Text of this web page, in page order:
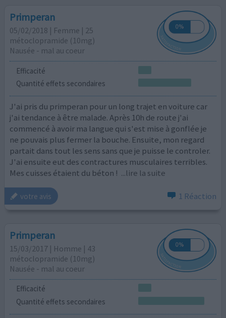
Primperan
05/02/2018 | Femme | 25
métoclopramide (10mg)
Nausée - mal au coeur
Efficacité
Quantité effets secondaires
J'ai pris du primperan pour un long trajet en voiture car
j'ai tendance à être malade. Après 10h de route j'ai
commencé à avoir ma langue qui s'est mise à gonflée je
ne pouvais plus fermer la bouche. Ensuite, mon regard
partait dans tout les sens sans que je puisse le controler.
J'ai ensuite eut des contractures musculaires terribles.
Mes cuisses étaient du béton ! ...lire la suite
votre avis 1 Réaction
Primperan
15/03/2017 | Homme | 43
métoclopramide (10mg)
Nausée - mal au coeur
Efficacité
Quantité effets secondaires